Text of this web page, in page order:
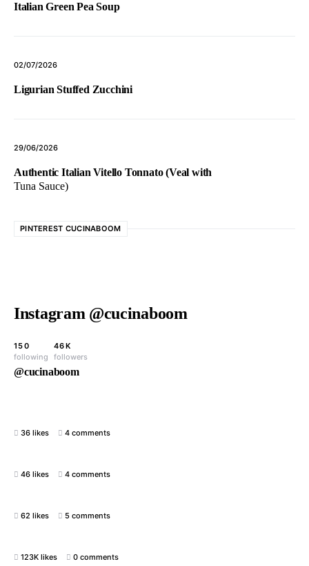
Italian Green Pea Soup
02/07/2026
Ligurian Stuffed Zucchini
29/06/2026
Authentic Italian Vitello Tonnato (Veal with
Tuna Sauce)
PINTEREST CUCINABOOM
Instagram @cucinaboom
150
following
46K
followers
@cucinaboom
36 likes 4 comments
46 likes 4 comments
62 likes 5 comments
123K likes 0 comments